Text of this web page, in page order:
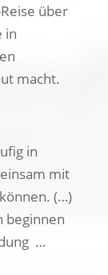
über
in
macht.
in
mit
(…)
beginnen
…